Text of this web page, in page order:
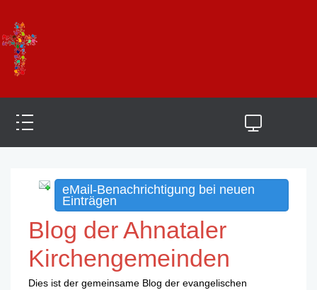
eMail-Benachrichtigung bei neuen
Einträgen
Blog der Ahnataler
Kirchengemeinden
Dies ist der gemeinsame Blog der evangelischen